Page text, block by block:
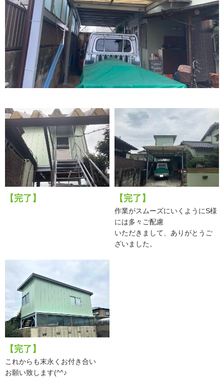
【完了】 【完了】
作業がスムーズにいくようにS様
には多々ご配慮
いただきまして、ありがとうご
ざいました。
【完了】
これからも末永くお付き合い
お願い致します(^^♪